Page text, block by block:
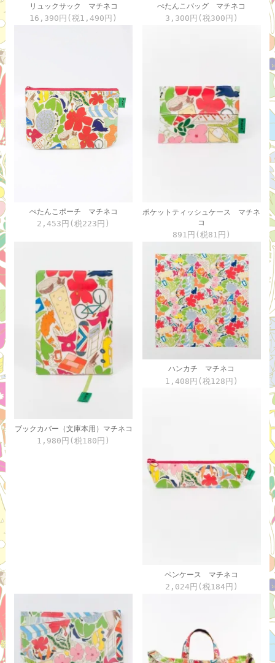
リュックサック マチネコ
16,390円(税1,490円)
ぺたんこバッグ マチネコ
3,300円(税300円)
ぺたんこポーチ マチネコ
2,453円(税223円)
ポケットティッシュケース マチネ
コ
891円(税81円)
ブックカバー（文庫本用）マチネコ
1,980円(税180円)
ハンカチ マチネコ
1,408円(税128円)
ペンケース マチネコ
2,024円(税184円)